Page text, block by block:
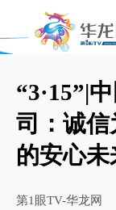
“3·15”|
司：诚信
的安心未
第1眼TV-华龙网